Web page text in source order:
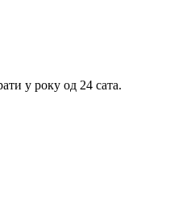
у року од 24 сата.